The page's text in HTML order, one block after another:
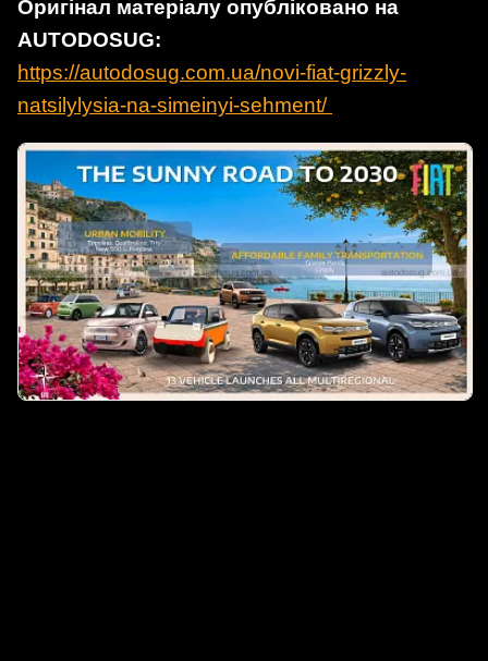
Оригінал матеріалу опубліковано на
AUTODOSUG:
https://autodosug.com.ua/novi-fiat-grizzly-
natsilylysia-na-simeinyi-sehment/